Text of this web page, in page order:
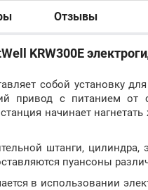
Отзывы
KRW300Е
собой установку
привод с питанием
начинает
штанги, цилиндра,
пуансоны
в использовании